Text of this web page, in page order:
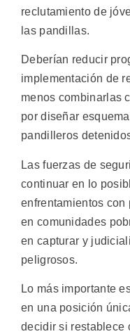
reclutamiento de
las pandillas.
Deberían reducir
implementación de
menos combinarlas
por diseñar
pandilleros
Las fuerzas de
continuar en lo
enfrentamientos
en comunidades
en capturar y
peligrosos.
Lo más importante
en una posición
decidir si restablece